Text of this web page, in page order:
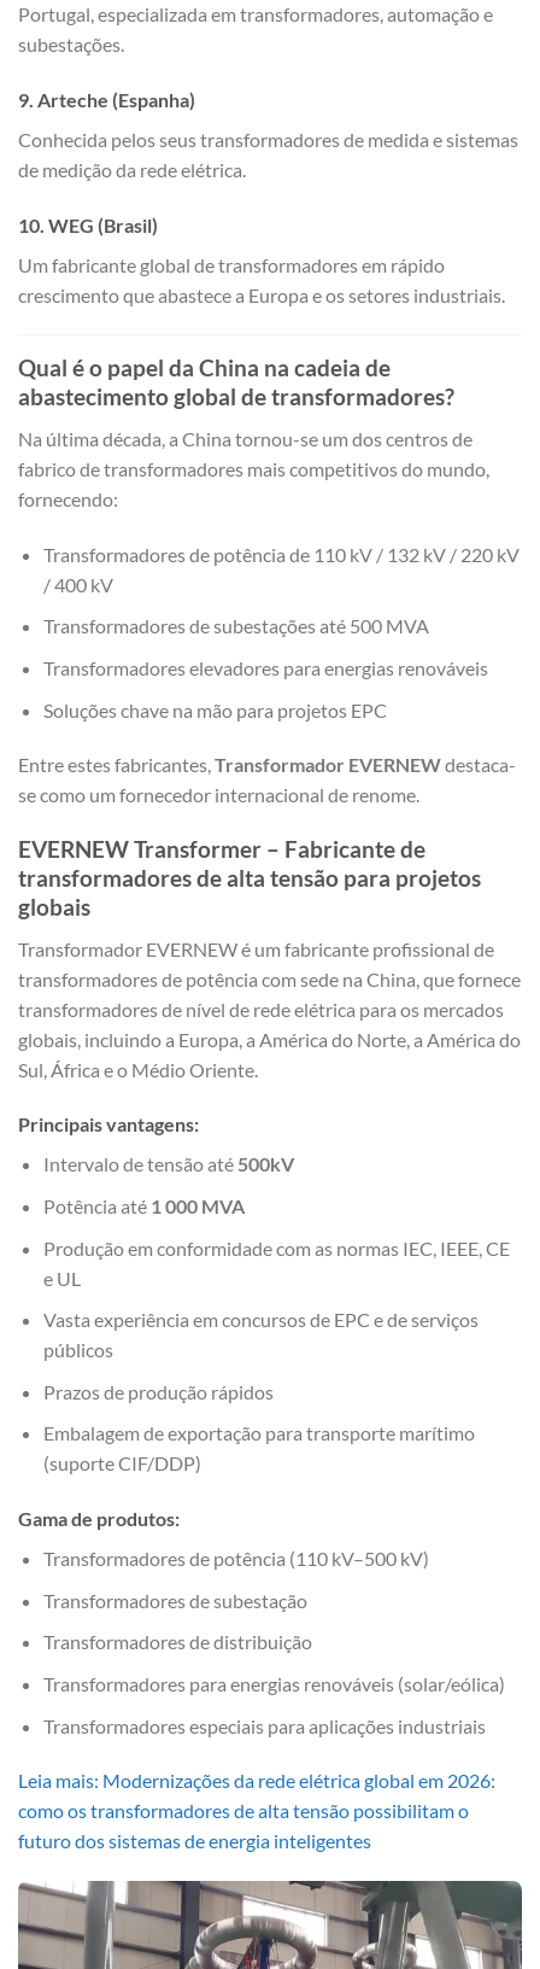
Portugal, especializada em transformadores, automação e
subestações.
9. Arteche (Espanha)
Conhecida pelos seus transformadores de medida e sistemas
de medição da rede elétrica.
10. WEG (Brasil)
Um fabricante global de transformadores em rápido
crescimento que abastece a Europa e os setores industriais.
Qual é o papel da China na cadeia de
abastecimento global de transformadores?
Na última década, a China tornou-se um dos centros de
fabrico de transformadores mais competitivos do mundo,
fornecendo:
Transformadores de potência de 110 kV / 132 kV / 220 kV
/ 400 kV
Transformadores de subestações até 500 MVA
Transformadores elevadores para energias renováveis
Soluções chave na mão para projetos EPC
Entre estes fabricantes,Transformador EVERNEWdestaca-
se como um fornecedor internacional de renome.
EVERNEW Transformer – Fabricante de
transformadores de alta tensão para projetos
globais
Transformador EVERNEWé um fabricante profissional de
transformadores de potência com sede na China, que fornece
transformadores de nível de rede elétrica para os mercados
globais, incluindo a Europa, a América do Norte, a América do
Sul, África e o Médio Oriente.
Principais vantagens:
Intervalo de tensão até 500kV
Potência até 1 000 MVA
Produção em conformidade com as normas IEC, IEEE, CE
e UL
Vasta experiência em concursos de EPC e de serviços
públicos
Prazos de produção rápidos
Embalagem de exportação para transporte marítimo
(suporte CIF/DDP)
Gama de produtos:
Transformadores de potência (110 kV–500 kV)
Transformadores de subestação
Transformadores de distribuição
Transformadores para energias renováveis (solar/eólica)
Transformadores especiais para aplicações industriais
Leia mais: Modernizações da rede elétrica global em 2026:
como os transformadores de alta tensão possibilitam o
futuro dos sistemas de energia inteligentes